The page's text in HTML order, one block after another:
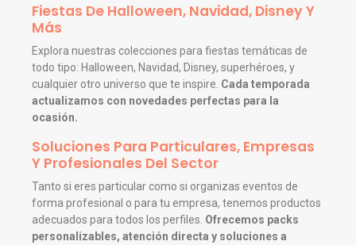
Fiestas De Halloween, Navidad, Disney Y
Más
Explora nuestras colecciones para fiestas temáticas de
todo tipo: Halloween, Navidad, Disney, superhéroes, y
cualquier otro universo que te inspire. Cada temporada
actualizamos con novedades perfectas para la
ocasión.
Soluciones Para Particulares, Empresas
Y Profesionales Del Sector
Tanto si eres particular como si organizas eventos de
forma profesional o para tu empresa, tenemos productos
adecuados para todos los perfiles. Ofrecemos packs
personalizables, atención directa y soluciones a